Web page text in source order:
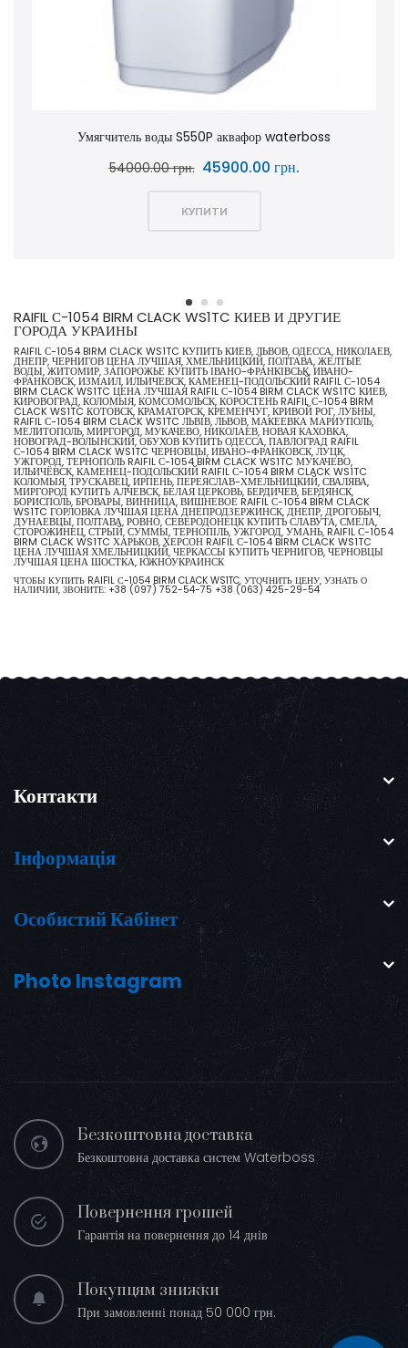
Умягчитель воды S550P аквафор waterboss
54000.00 грн. 45900.00 грн.
КУПИТИ
RAIFIL С-1054 BIRM CLACK WS1TC КИЕВ И ДРУГИЕ
ГОРОДА УКРАИНЫ
RAIFIL С-1054 BIRM CLACK WS1TC КУПИТЬ КИЕВ, ЛЬВОВ, ОДЕССА, НИКОЛАЕВ,
ДНЕПР, ЧЕРНИГОВ ЦЕНА ЛУЧШАЯ, ХМЕЛЬНИЦКИЙ, ПОЛТАВА, ЖЕЛТЫЕ
ВОДЫ, ЖИТОМИР, ЗАПОРОЖЬЕ КУПИТЬ ІВАНО-ФРАНКІВСЬК, ИВАНО-
ФРАНКОВСК, ИЗМАИЛ, ИЛЬИЧЕВСК, КАМЕНЕЦ-ПОДОЛЬСКИЙ RAIFIL С-1054
BIRM CLACK WS1TC ЦЕНА ЛУЧШАЯ RAIFIL С-1054 BIRM CLACK WS1TC КИЕВ,
КИРОВОГРАД, КОЛОМЫЯ, КОМСОМОЛЬСК, КОРОСТЕНЬ RAIFIL С-1054 BIRM
CLACK WS1TC КОТОВСК, КРАМАТОРСК, КРЕМЕНЧУГ, КРИВОЙ РОГ, ЛУБНЫ,
RAIFIL С-1054 BIRM CLACK WS1TC ЛЬВІВ, ЛЬВОВ, МАКЕЕВКА МАРИУПОЛЬ,
МЕЛИТОПОЛЬ, МИРГОРОД, МУКАЧЕВО, НИКОЛАЕВ, НОВАЯ КАХОВКА,
НОВОГРАД-ВОЛЫНСКИЙ, ОБУХОВ КУПИТЬ ОДЕССА, ПАВЛОГРАД RAIFIL
С-1054 BIRM CLACK WS1TC ЧЕРНОВЦЫ, ИВАНО-ФРАНКОВСК, ЛУЦК,
УЖГОРОД, ТЕРНОПОЛЬ RAIFIL С-1054 BIRM CLACK WS1TC МУКАЧЕВО,
ИЛЬИЧЁВСК, КАМЕНЕЦ-ПОДОЛЬСКИЙ RAIFIL С-1054 BIRM CLACK WS1TC
КОЛОМЫЯ, ТРУСКАВЕЦ, ИРПЕНЬ, ПЕРЕЯСЛАВ-ХМЕЛЬНИЦКИЙ, СВАЛЯВА,
МИРГОРОД КУПИТЬ АЛЧЕВСК, БЕЛАЯ ЦЕРКОВЬ, БЕРДИЧЕВ, БЕРДЯНСК,
БОРИСПОЛЬ, БРОВАРЫ, ВИННИЦА, ВИШНЕВОЕ RAIFIL С-1054 BIRM CLACK
WS1TC ГОРЛОВКА ЛУЧШАЯ ЦЕНА ДНЕПРОДЗЕРЖИНСК, ДНЕПР, ДРОГОБЫЧ,
ДУНАЕВЦЫ, ПОЛТАВА, РОВНО, СЕВЕРОДОНЕЦК КУПИТЬ СЛАВУТА, СМЕЛА,
СТОРОЖИНЕЦ, СТРЫЙ, СУММЫ, ТЕРНОПІЛЬ, УЖГОРОД, УМАНЬ, RAIFIL С-1054
BIRM CLACK WS1TC ХАРЬКОВ, ХЕРСОН RAIFIL С-1054 BIRM CLACK WS1TC
ЦЕНА ЛУЧШАЯ ХМЕЛЬНИЦКИЙ, ЧЕРКАССЫ КУПИТЬ ЧЕРНИГОВ, ЧЕРНОВЦЫ
ЛУЧШАЯ ЦЕНА ШОСТКА, ЮЖНОУКРАИНСК
ЧТОБЫ КУПИТЬ RAIFIL С-1054 BIRM CLACK WS1TC, УТОЧНИТЬ ЦЕНУ, УЗНАТЬ О
НАЛИЧИИ, ЗВОНИТЕ: +38 (097) 752-54-75 +38 (063) 425-29-54
Контакти
Інформація
Особистий Кабінет
Photo Instagram
Безкоштовна доставка
Безкоштовна доставка систем Waterboss
Повернення грошей
Гарантія на повернення до 14 днів
Покупцям знижки
При замовленні понад 50 000 грн.